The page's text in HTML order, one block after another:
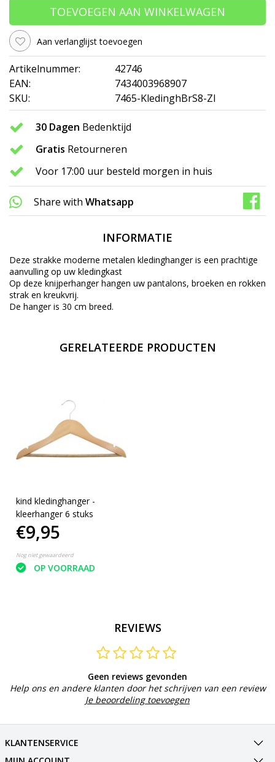
TOEVOEGEN AAN WINKELWAGEN
Aan verlanglijst toevoegen
Artikelnummer:
42746
EAN:
7434003968907
SKU:
7465-KledinghBrS8-ZI
30 Dagen Bedenktijd
Gratis Retourneren
Voor 17:00 uur besteld morgen in huis
Share with Whatsapp
INFORMATIE
Deze strakke moderne metalen kledinghanger is een prachtige
aanvulling op uw kledingkast
Op deze knijperhanger hangen uw pantalons, broeken en rokken
strak en kreukvrij.
De hanger is 30 cm breed.
GERELATEERDE PRODUCTEN
kind kledinghanger -
kleerhanger 6 stuks
€9,95
Nog niet gewaardeerd
OP VOORRAAD
REVIEWS
Geen reviews gevonden
Help ons en andere klanten door het schrijven van een review
Je beoordeling toevoegen
KLANTENSERVICE